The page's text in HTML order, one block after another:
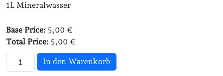
1L Mineralwasser
Base Price: 5,00 €
Total Price: 5,00 €
Mineralwasser Menge
In den Warenkorb